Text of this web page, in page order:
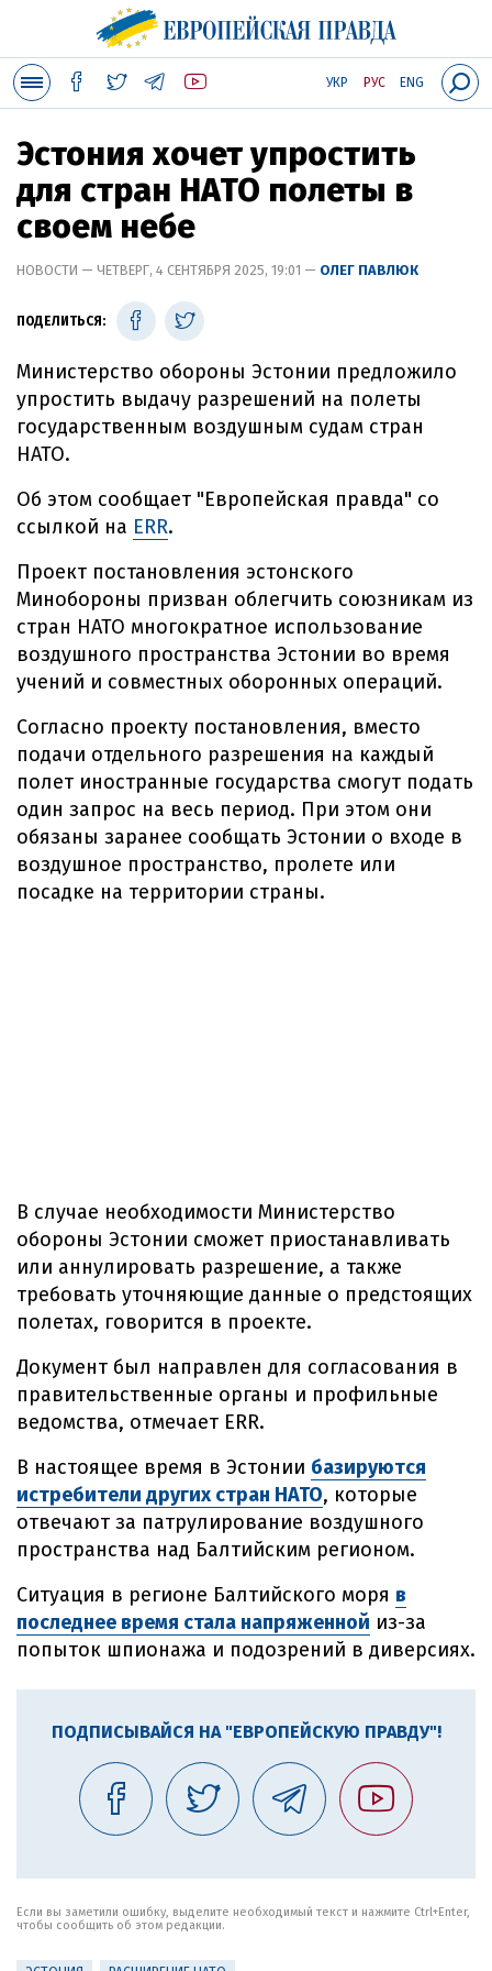
УКР РУС ENG
Эстония хочет упростить
для стран НАТО полеты в
своем небе
НОВОСТИ — ЧЕТВЕРГ, 4 СЕНТЯБРЯ 2025, 19:01 — ОЛЕГ ПАВЛЮК
ПОДЕЛИТЬСЯ:
Министерство обороны Эстонии предложило
упростить выдачу разрешений на полеты
государственным воздушным судам стран
НАТО.
Об этом сообщает "Европейская правда" со
ссылкой на ERR.
Проект постановления эстонского
Минобороны призван облегчить союзникам из
стран НАТО многократное использование
воздушного пространства Эстонии во время
учений и совместных оборонных операций.
Согласно проекту постановления, вместо
подачи отдельного разрешения на каждый
полет иностранные государства смогут подать
один запрос на весь период. При этом они
обязаны заранее сообщать Эстонии о входе в
воздушное пространство, пролете или
посадке на территории страны.
В случае необходимости Министерство
обороны Эстонии сможет приостанавливать
или аннулировать разрешение, а также
требовать уточняющие данные о предстоящих
полетах, говорится в проекте.
Документ был направлен для согласования в
правительственные органы и профильные
ведомства, отмечает ERR.
В настоящее время в Эстонии базируются
истребители других стран НАТО, которые
отвечают за патрулирование воздушного
пространства над Балтийским регионом.
Ситуация в регионе Балтийского моря в
последнее время стала напряженной из-за
попыток шпионажа и подозрений в диверсиях.
ПОДПИСЫВАЙСЯ НА "ЕВРОПЕЙСКУЮ ПРАВДУ"!
Если вы заметили ошибку, выделите необходимый текст и нажмите Ctrl+Enter,
чтобы сообщить об этом редакции.